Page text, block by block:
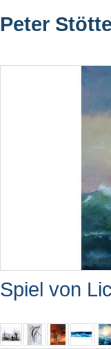
Peter
Spiel von